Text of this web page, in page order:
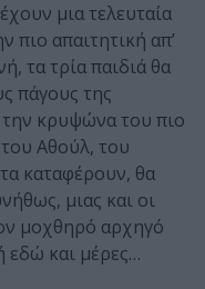
μια τελευταία
πιο απαιτητική απ’
τα τρία παιδιά θα
πάγους της
την κρυψώνα του πιο
Αθούλ, του
καταφέρουν, θα
μιας και οι
μοχθηρό αρχηγό
εδώ και μέρες…